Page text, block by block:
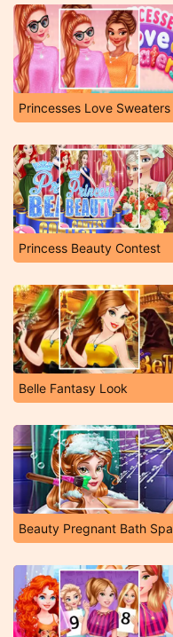
Princesses Love Sweaters
Princess Beauty Contest
Belle Fantasy Look
Beauty Pregnant Bath Spa